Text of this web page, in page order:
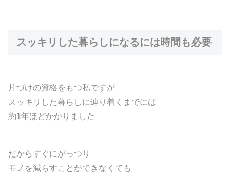
スッキリした暮らしになるには時間も必要
片づけの資格をもつ私ですが
スッキリした暮らしに辿り着くまでには
約1年ほどかかりました
だからすぐにがっつり
モノを減らすことができなくても